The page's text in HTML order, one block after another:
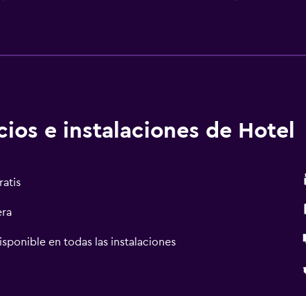
e instalaciones de Hotel
en todas las instalaciones